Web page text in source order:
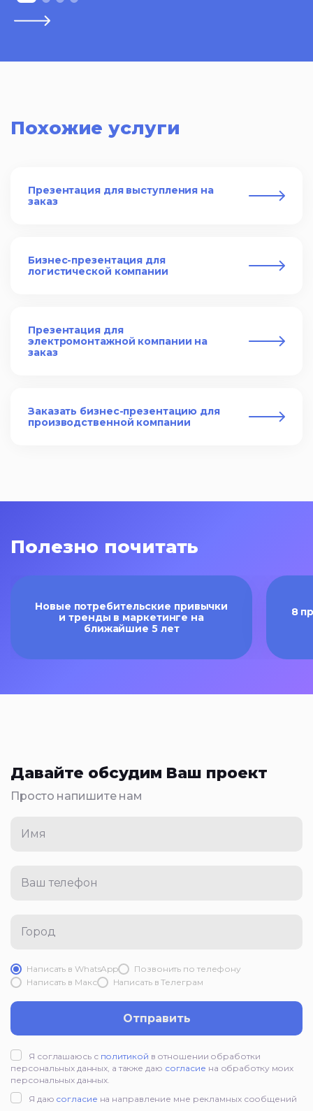
Похожие услуги
Презентация для выступления на
заказ
Бизнес-презентация для
логистической компании
Презентация для
электромонтажной компании на
заказ
Заказать бизнес-презентацию для
производственной компании
Полезно почитать
Новые потребительские привычки
и тренды в маркетинге на
ближайшие 5 лет
8
Давайте обсудим Ваш проект
Просто напишите нам
Имя
Ваш телефон
Город
Написать в WhatsApp
Позвонить по телефону
Написать в Mакс
Написать в Телеграм
Отправить
Я соглашаюсь с политикой в отношении обработки
персональных данных, а также даю согласие на обработку моих
персональных данных.
Я даю согласие на направление мне рекламных сообщений